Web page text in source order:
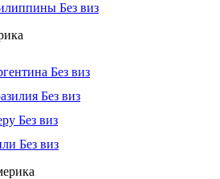
Без виз
Без виз
Без виз
Без виз
Без виз